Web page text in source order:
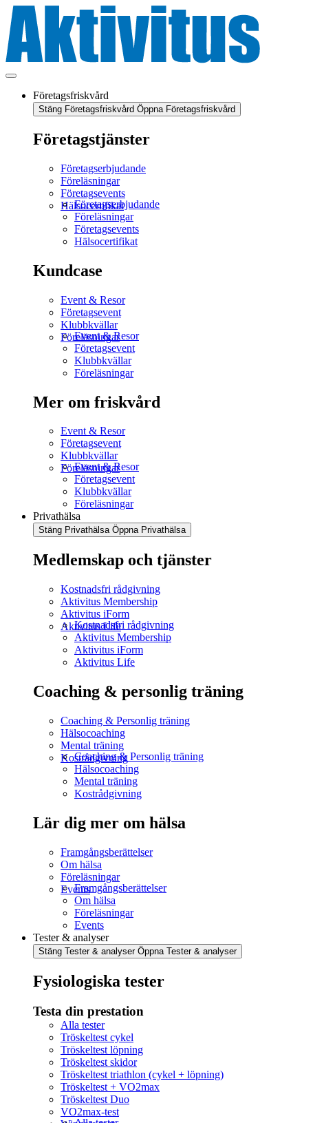
Företagsfriskvård
Stäng Företagsfriskvård Öppna Företagsfriskvård
Företagstjänster
Företagserbjudande
Föreläsningar
Företagsevents
Hälsocertifikat
Företagserbjudande
Föreläsningar
Företagsevents
Hälsocertifikat
Kundcase
Event & Resor
Företagsevent
Klubbkvällar
Föreläsningar
Event & Resor
Företagsevent
Klubbkvällar
Föreläsningar
Mer om friskvård
Event & Resor
Företagsevent
Klubbkvällar
Föreläsningar
Event & Resor
Företagsevent
Klubbkvällar
Föreläsningar
Privathälsa
Stäng Privathälsa Öppna Privathälsa
Medlemskap och tjänster
Kostnadsfri rådgivning
Aktivitus Membership
Aktivitus iForm
Aktivitus Life
Kostnadsfri rådgivning
Aktivitus Membership
Aktivitus iForm
Aktivitus Life
Coaching & personlig träning
Coaching & Personlig träning
Hälsocoaching
Mental träning
Kostrådgivning
Coaching & Personlig träning
Hälsocoaching
Mental träning
Kostrådgivning
Lär dig mer om hälsa
Framgångsberättelser
Om hälsa
Föreläsningar
EventsFramgångsberättelser
Om hälsa
Föreläsningar
Events
Tester & analyser
Stäng Tester & analyser Öppna Tester & analyser
Fysiologiska tester
Testa din prestation
Alla tester
Tröskeltest cykel
Tröskeltest löpning
Tröskeltest skidor
Tröskeltest triathlon (cykel + löpning)
Tröskeltest + VO2max
Tröskeltest Duo
VO2max-test